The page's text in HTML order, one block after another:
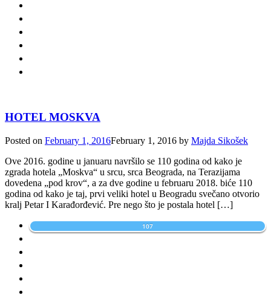
HOTEL MOSKVA
Posted on February 1, 2016February 1, 2016 by Majda Sikošek
Ove 2016. godine u januaru navršilo se 110 godina od kako je
zgrada hotela „Moskva“ u srcu, srca Beograda, na Terazijama
dovedena „pod krov“, a za dve godine u februaru 2018. biće 110
godina od kako je taj, prvi veliki hotel u Beogradu svečano otvorio
kralj Petar I Karađorđević. Pre nego što je postala hotel […]
107